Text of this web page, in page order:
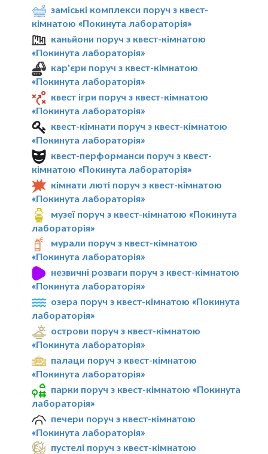
заміські комплекси поруч з квест-
кімнатою «Покинута лабораторія»
каньйони поруч з квест-кімнатою
«Покинута лабораторія»
кар'єри поруч з квест-кімнатою
«Покинута лабораторія»
квест ігри поруч з квест-кімнатою
«Покинута лабораторія»
квест-кімнати поруч з квест-кімнатою
«Покинута лабораторія»
квест-перформанси поруч з квест-
кімнатою «Покинута лабораторія»
кімнати люті поруч з квест-кімнатою
«Покинута лабораторія»
музеї поруч з квест-кімнатою «Покинута
лабораторія»
мурали поруч з квест-кімнатою
«Покинута лабораторія»
незвичні розваги поруч з квест-кімнатою
«Покинута лабораторія»
озера поруч з квест-кімнатою «Покинута
лабораторія»
острови поруч з квест-кімнатою
«Покинута лабораторія»
палаци поруч з квест-кімнатою
«Покинута лабораторія»
парки поруч з квест-кімнатою «Покинута
лабораторія»
печери поруч з квест-кімнатою
«Покинута лабораторія»
пустелі поруч з квест-кімнатою